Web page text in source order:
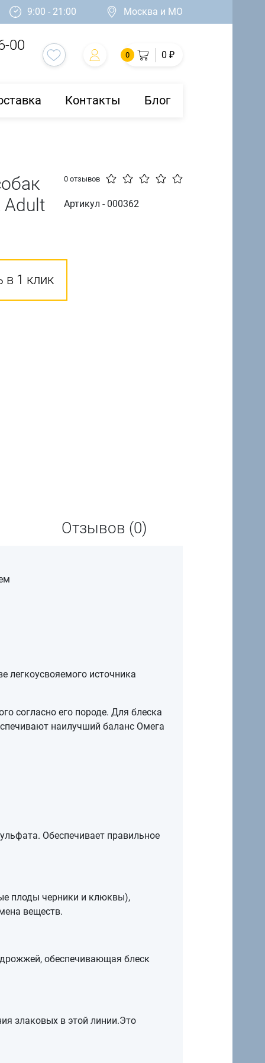
9:00 - 21:00 Москва и МО
00
0 0 ₽
Контакты Блог
Adult
0 отзывов
Артикул - 000362
в 1 клик
Отзывов (0)
легкоусвояемого источника
согласно его породе. Для блеска
наилучший баланс Омега
Обеспечивает правильное
плоды черники и клюквы),
веществ.
обеспечивающая блеск
злаковых в этой линии.Это